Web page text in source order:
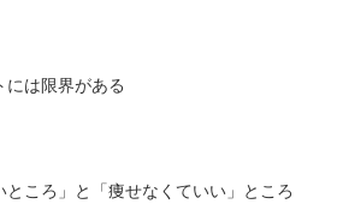
には限界がある
ところ」と「痩せなくていい」ところ